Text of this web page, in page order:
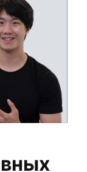
Фибоначчи